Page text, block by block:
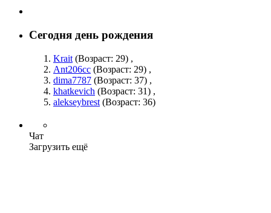
Сегодня день рождения
Krait (Возраст: 29) ,
Ant206cc (Возраст: 29) ,
dima7787 (Возраст: 37) ,
khatkevich (Возраст: 31) ,
alekseybrest (Возраст: 36)
Чат
Загрузить ещё